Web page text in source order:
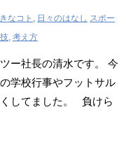
なコト , 日々のはなし スポー
, 考え方
ー社長の清水です。 今
学校行事やフットサル
してました。 負けら